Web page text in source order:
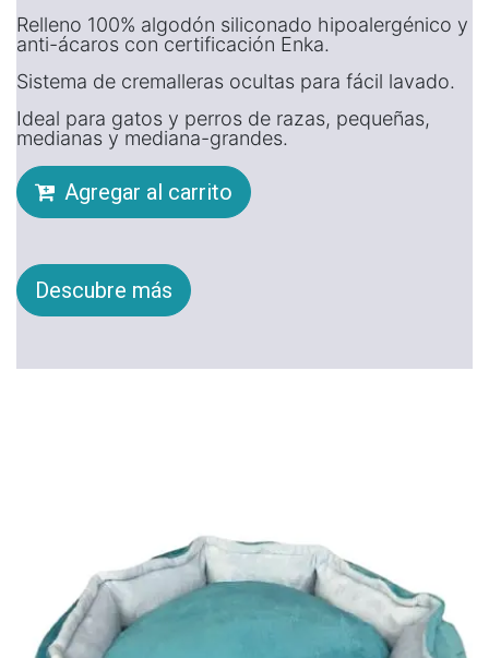
Relleno 100% algodón siliconado hipoalergénico y
anti-ácaros con certificación Enka.
Sistema de cremalleras ocultas para fácil lavado.
Ideal para gatos y perros de razas, pequeñas,
medianas y mediana-grandes.
Agregar al carrito
Descubre más